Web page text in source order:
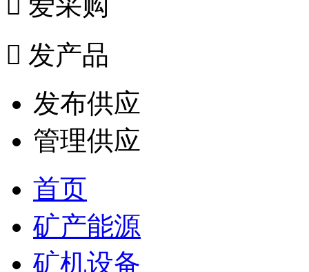
 发产品
发布供应
管理供应
首页
矿产能源
矿机设备